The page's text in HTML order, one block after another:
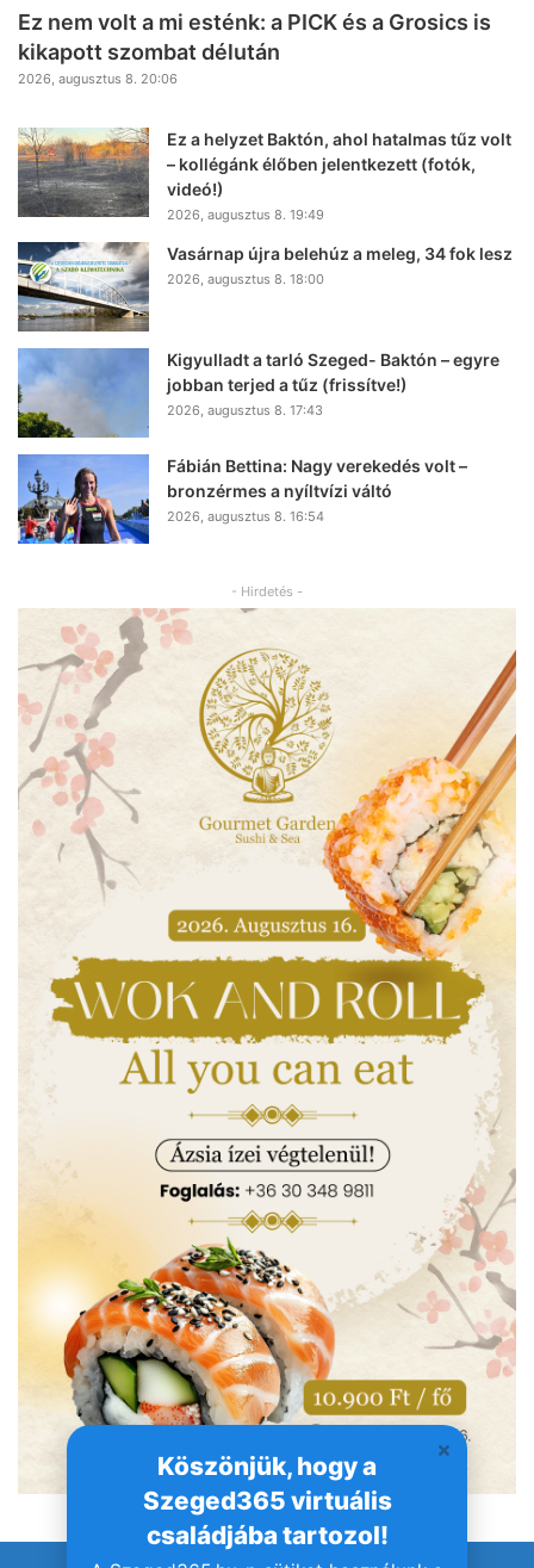
Köszönjük, hogy a
Szeged365 virtuális
családjába tartozol!
Ez nem volt a mi esténk: a PICK és a Grosics is
kikapott szombat délután
2026, augusztus 8. 20:06
Ez a helyzet Baktón, ahol hatalmas tűz volt
– kollégánk élőben jelentkezett (fotók,
videó!)
2026, augusztus 8. 19:49
Vasárnap újra belehúz a meleg, 34 fok lesz
2026, augusztus 8. 18:00
Kigyulladt a tarló Szeged- Baktón – egyre
jobban terjed a tűz (frissítve!)
2026, augusztus 8. 17:43
Fábián Bettina: Nagy verekedés volt –
bronzérmes a nyíltvízi váltó
2026, augusztus 8. 16:54
- Hirdetés -